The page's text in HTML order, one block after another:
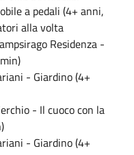
a pedali (4+ anni,
alla volta
Residenza -
- Giardino (4+
- Il cuoco con la
- Giardino (4+